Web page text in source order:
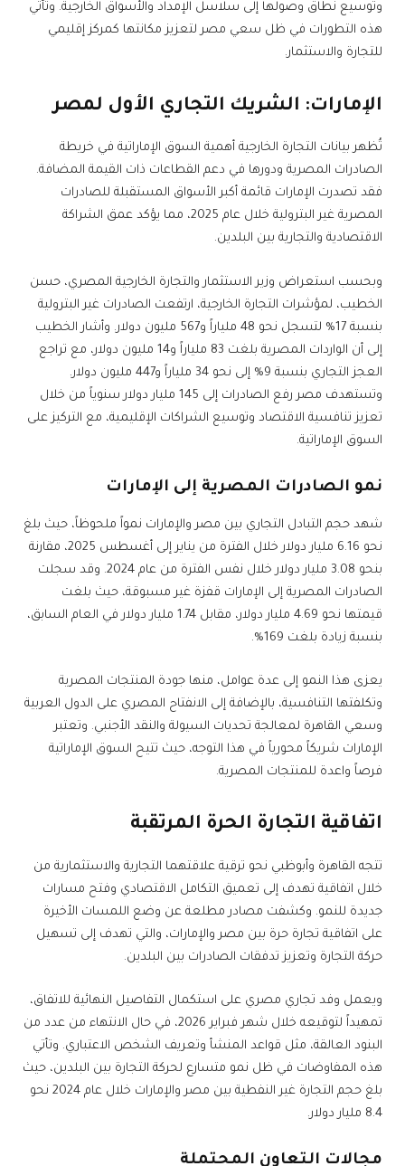
وتوسيع نطاق وصولها إلى سلاسل الإمداد والأسواق الخارجية. وتأتي
هذه التطورات في ظل سعي مصر لتعزيز مكانتها كمركز إقليمي
للتجارة والاستثمار.
الإمارات: الشريك التجاري الأول لمصر
تُظهر بيانات التجارة الخارجية أهمية السوق الإماراتية في خريطة
الصادرات المصرية ودورها في دعم القطاعات ذات القيمة المضافة.
فقد تصدرت الإمارات قائمة أكبر الأسواق المستقبلة للصادرات
المصرية غير البترولية خلال عام 2025، مما يؤكد عمق الشراكة
الاقتصادية والتجارية بين البلدين.
وبحسب استعراض وزير الاستثمار والتجارة الخارجية المصري، حسن
الخطيب، لمؤشرات التجارة الخارجية، ارتفعت الصادرات غير البترولية
بنسبة 17% لتسجل نحو 48 ملياراً و567 مليون دولار. وأشار الخطيب
إلى أن الواردات المصرية بلغت 83 ملياراً و14 مليون دولار، مع تراجع
العجز التجاري بنسبة 9% إلى نحو 34 ملياراً و447 مليون دولار.
وتستهدف مصر رفع الصادرات إلى 145 مليار دولار سنوياً من خلال
تعزيز تنافسية الاقتصاد وتوسيع الشراكات الإقليمية، مع التركيز على
السوق الإماراتية.
نمو الصادرات المصرية إلى الإمارات
شهد حجم التبادل التجاري بين مصر والإمارات نمواً ملحوظاً، حيث بلغ
نحو 6.16 مليار دولار خلال الفترة من يناير إلى أغسطس 2025، مقارنة
بنحو 3.08 مليار دولار خلال نفس الفترة من عام 2024. وقد سجلت
الصادرات المصرية إلى الإمارات قفزة غير مسبوقة، حيث بلغت
قيمتها نحو 4.69 مليار دولار، مقابل 1.74 مليار دولار في العام السابق،
بنسبة زيادة بلغت 169%.
يعزى هذا النمو إلى عدة عوامل، منها جودة المنتجات المصرية
وتكلفتها التنافسية، بالإضافة إلى الانفتاح المصري على الدول العربية
وسعي القاهرة لمعالجة تحديات السيولة والنقد الأجنبي. وتعتبر
الإمارات شريكاً محورياً في هذا التوجه، حيث تتيح السوق الإماراتية
فرصاً واعدة للمنتجات المصرية.
اتفاقية التجارة الحرة المرتقبة
تتجه القاهرة وأبوظبي نحو ترقية علاقتهما التجارية والاستثمارية من
خلال اتفاقية تهدف إلى تعميق التكامل الاقتصادي وفتح مسارات
جديدة للنمو. وكشفت مصادر مطلعة عن وضع اللمسات الأخيرة
على اتفاقية تجارة حرة بين مصر والإمارات، والتي تهدف إلى تسهيل
حركة التجارة وتعزيز تدفقات الصادرات بين البلدين.
ويعمل وفد تجاري مصري على استكمال التفاصيل النهائية للاتفاق،
تمهيداً لتوقيعه خلال شهر فبراير 2026، في حال الانتهاء من عدد من
البنود العالقة، مثل قواعد المنشأ وتعريف الشخص الاعتباري. وتأتي
هذه المفاوضات في ظل نمو متسارع لحركة التجارة بين البلدين، حيث
بلغ حجم التجارة غير النفطية بين مصر والإمارات خلال عام 2024 نحو
8.4 مليار دولار.
مجالات التعاون المحتملة